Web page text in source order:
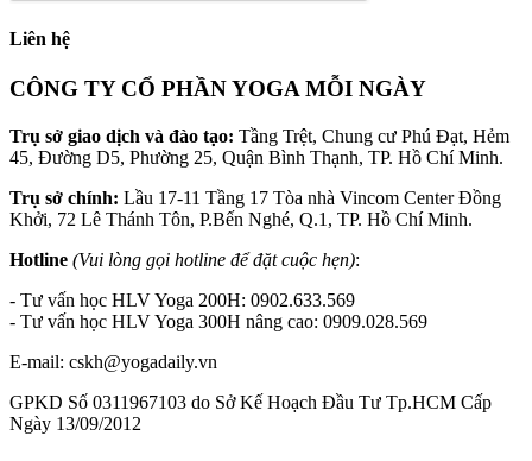
Liên hệ
CÔNG TY CỔ PHẦN YOGA MỖI NGÀY
Trụ sở giao dịch và đào tạo: Tầng Trệt, Chung cư Phú Đạt, Hẻm
45, Đường D5, Phường 25, Quận Bình Thạnh, TP. Hồ Chí Minh.
Trụ sở chính: Lầu 17-11 Tầng 17 Tòa nhà Vincom Center Đồng
Khởi, 72 Lê Thánh Tôn, P.Bến Nghé, Q.1, TP. Hồ Chí Minh.
Hotline (Vui lòng gọi hotline để đặt cuộc hẹn):
- Tư vấn học HLV Yoga 200H: 0902.633.569
- Tư vấn học HLV Yoga 300H nâng cao: 0909.028.569
E-mail: cskh@yogadaily.vn
GPKD Số 0311967103 do Sở Kế Hoạch Đầu Tư Tp.HCM Cấp
Ngày 13/09/2012